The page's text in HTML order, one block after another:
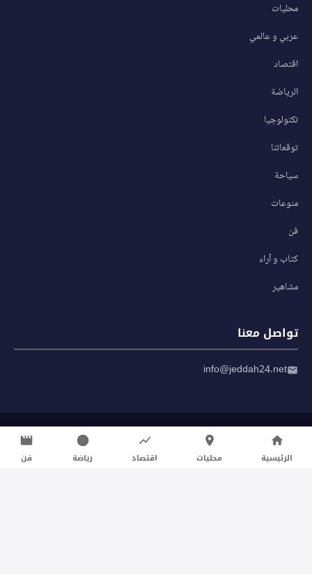
محليات
عربي و عالمي
اقتصاد
الرياضة
تكنولوجيا
توقعاتنا
سياحة
منوعات
فن
كتاب و آراء
مشاهير
تواصل معنا
info@jeddah24.net
سياسة الخصوصية
شروط الاستخدام
الرئيسية محليات اقتصاد رياضة فن